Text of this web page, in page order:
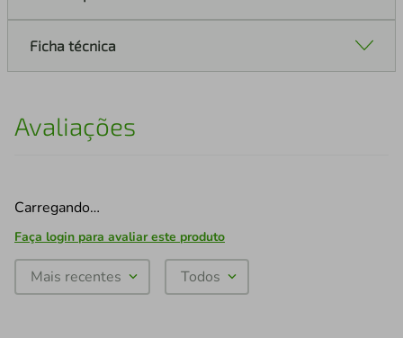
Ficha técnica
Avaliações
Carregando…
Faça login para avaliar este produto
Mais recentes Todos